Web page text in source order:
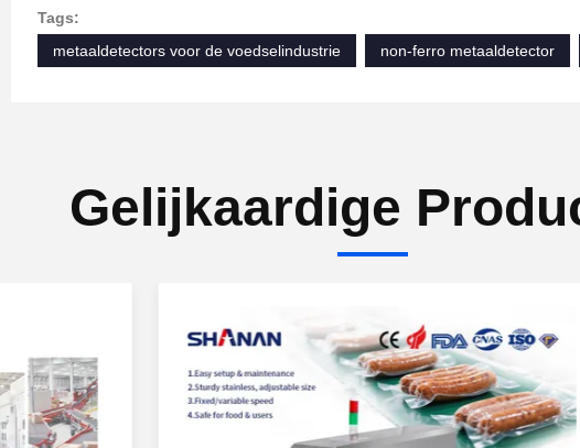
Tags:
metaaldetectors voor de voedselindustrie
non-ferro metaaldetector
Gelijkaardige